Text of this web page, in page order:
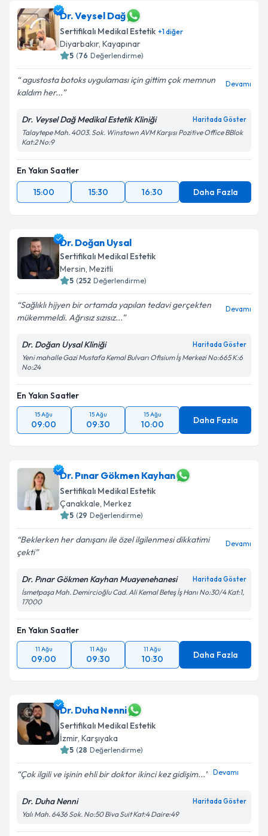
Dr. Veysel Dağ
Sertifikalı Medikal Estetik +1diğer
Diyarbakır, Kayapınar
5 (76 Değerlendirme)
agustosta botoks uygulaması için gittim çok memnun
kaldım her...
Devamı
Dr. Veysel Dağ Medikal Estetik Kliniği Haritada Göster
Talaytepe Mah. 4003. Sok. Winstown AVM Karşısı Pozitive Office BBlok
Kat:2 No:9
En Yakın Saatler
15:00
15:30 16:30 Daha Fazla
Dr. Doğan Uysal
Sertifikalı Medikal Estetik
Mersin, Mezitli
5 (252 Değerlendirme)
Sağlıklı hijyen bir ortamda yapılan tedavi gerçekten
mükemmeldi. Ağrısız sızısız...
Devamı
Dr. Doğan Uysal Kliniği Haritada Göster
Yeni mahalle Gazi Mustafa Kemal Bulvarı Ofisium İş Merkezi No:665 K:6
No:24
En Yakın Saatler
15 Ağu
09:00
15 Ağu
09:30
15 Ağu
10:00 Daha Fazla
Dr. Pınar Gökmen Kayhan
Sertifikalı Medikal Estetik
Çanakkale, Merkez
5 (29 Değerlendirme)
Beklerken her danışanı ile özel ilgilenmesi dikkatimi
çekti
Devamı
Dr. Pınar Gökmen Kayhan Muayenehanesi Haritada Göster
İsmetpaşa Mah. Demircioğlu Cad. Ali Kemal Beteş İş Hanı No:30/4 Kat:1,
17000
En Yakın Saatler
11 Ağu
09:00
11 Ağu
09:30
11 Ağu
10:30 Daha Fazla
Dr. Duha Nenni
Sertifikalı Medikal Estetik
İzmir, Karşıyaka
5 (28 Değerlendirme)
Çok ilgili ve işinin ehli bir doktor ikinci kez gidişim... Devamı
Dr. Duha Nenni Haritada Göster
Yalı Mah. 6436 Sok. No:50 Biva Suit Kat:4 Daire:49